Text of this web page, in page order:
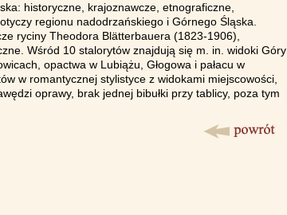
historyczne, krajoznawcze, etnograficzne,
regionu nadodrzańskiego i Górnego Śląska.
ryciny Theodora Blätterbauera (1823-1906),
Wśród 10 stalorytów znajdują się m. in. widoki Góry
opactwa w Lubiążu, Głogowa i pałacu w
w romantycznej stylistyce z widokami miejscowości,
oprawy, brak jednej bibułki przy tablicy, poza tym